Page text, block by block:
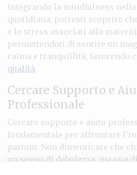
Integrando la mindfulness nella
quotidiana, potresti scoprire
e lo stress associati alla
permettendoti di sentire un
calma e tranquillità, favorendo
qualità.
Cercare Supporto e
Professionale
Cercare supporto e aiuto
fondamentale per affrontare
partum. Non dimenticare che
un segno di debolezza, ma una